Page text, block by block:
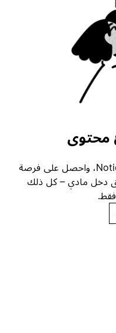
أرسل قالبك إلى معرض قوالب Notion، واحصل على فرصة
مادي – كل ذلك